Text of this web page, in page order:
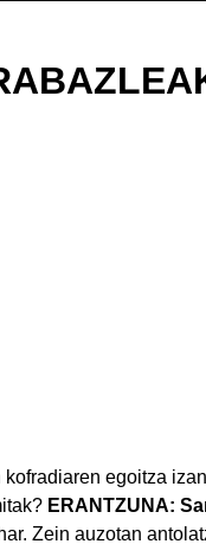
egoitza
ERANTZUNA:
Zein auzotan